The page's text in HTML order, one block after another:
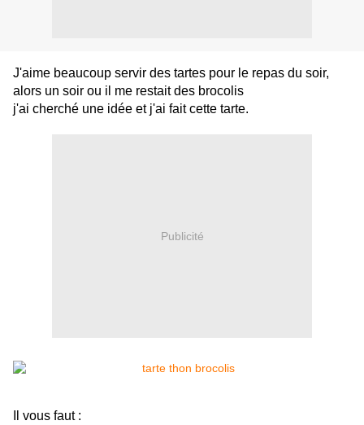
J'aime beaucoup servir des tartes pour le repas du soir,
alors un soir ou il me restait des brocolis
j'ai cherché une idée et j'ai fait cette tarte.
Publicité
Il vous faut :